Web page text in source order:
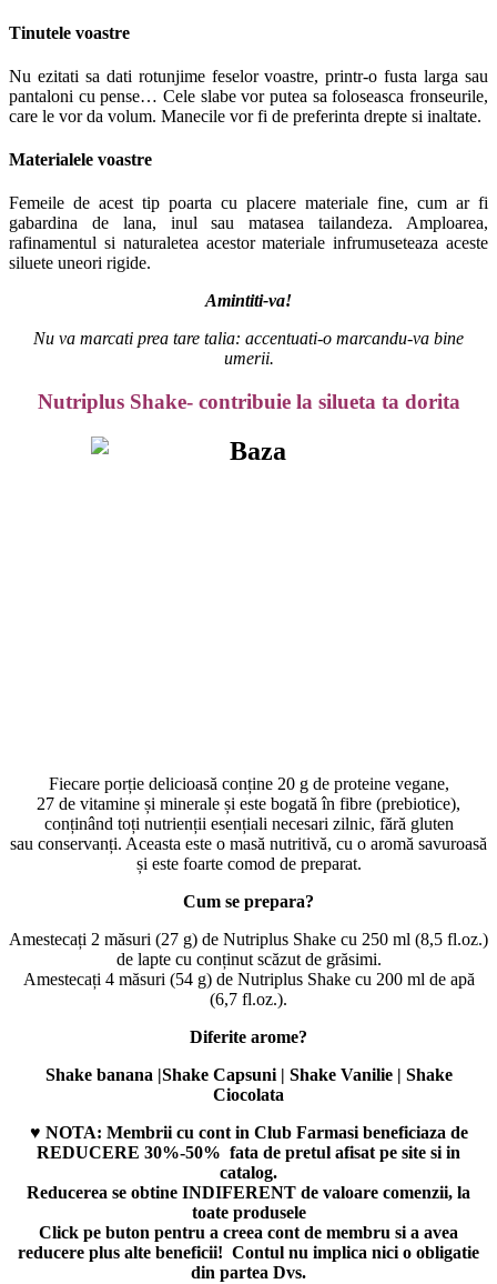
Tinutele voastre
Nu ezitati sa dati rotunjime feselor voastre, printr-o fusta larga sau
pantaloni cu pense… Cele slabe vor putea sa foloseasca fronseurile,
care le vor da volum. Manecile vor fi de preferinta drepte si inaltate.
Materialele voastre
Femeile de acest tip poarta cu placere materiale fine, cum ar fi
gabardina de lana, inul sau matasea tailandeza. Amploarea,
rafinamentul si naturaletea acestor materiale infrumuseteaza aceste
siluete uneori rigide.
Amintiti-va!
Nu va marcati prea tare talia: accentuati-o marcandu-va bine
umerii.
Nutriplus Shake- contribuie la silueta ta dorita
Fiecare porție delicioasă conține 20 g de proteine vegane,
27 de vitamine și minerale și este bogată în fibre (prebiotice),
conținând toți nutrienții esențiali necesari zilnic, fără gluten
sau conservanți. Aceasta este o masă nutritivă, cu o aromă savuroasă
și este foarte comod de preparat.
Cum se prepara?
Amestecați 2 măsuri (27 g) de Nutriplus Shake cu 250 ml (8,5 fl.oz.)
de lapte cu conținut scăzut de grăsimi.
Amestecați 4 măsuri (54 g) de Nutriplus Shake cu 200 ml de apă
(6,7 fl.oz.).
Diferite arome?
Shake banana |Shake Capsuni | Shake Vanilie | Shake
Ciocolata
♥ NOTA: Membrii cu cont in Club Farmasi beneficiaza de
REDUCERE 30%-50% fata de pretul afisat pe site si in
catalog.
Reducerea se obtine INDIFERENT de valoare comenzii, la
toate produsele
Click pe buton pentru a creea cont de membru si a avea
reducere plus alte beneficii! Contul nu implica nici o obligatie
din partea Dvs.